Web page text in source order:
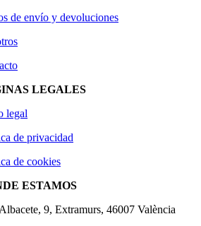
de envío y devoluciones
LEGALES
legal
de privacidad
de cookies
ESTAMOS
9, Extramurs, 46007 València